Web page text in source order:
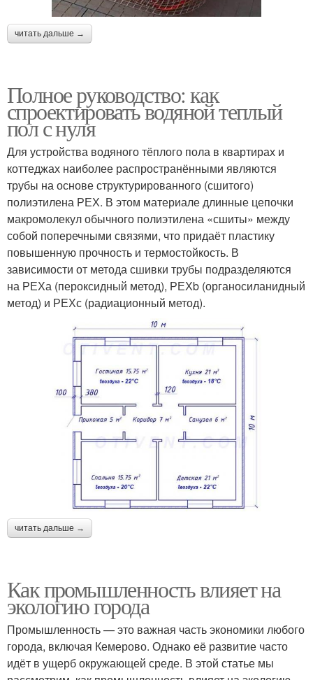
читать дальше →
Полное руководство: как
спроектировать водяной теплый
пол с нуля
Для устройства водяного тёплого пола в квартирах и
коттеджах наиболее распространёнными являются
трубы на основе структурированного (сшитого)
полиэтилена РЕХ. В этом материале длинные цепочки
макромолекул обычного полиэтилена «сшиты» между
собой поперечными связями, что придаёт пластику
повышенную прочность и термостойкость. В
зависимости от метода сшивки трубы подразделяются
на РЕХа (пероксидный метод), РЕХb (органосиланидный
метод) и РЕХс (радиационный метод).
читать дальше →
Как промышленность влияет на
экологию города
Промышленность — это важная часть экономики любого
города, включая Кемерово. Однако её развитие часто
идёт в ущерб окружающей среде. В этой статье мы